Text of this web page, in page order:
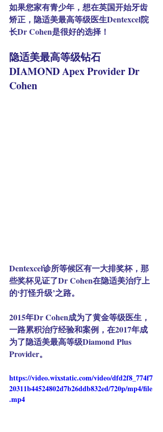
如果您家有青少年，想在英国开始牙齿
矫正，隐适美最高等级医生Dentexcel院
长Dr Cohen是很好的选择！
隐适美最高等级钻石
DIAMOND Apex Provider Dr
Cohen
Dentexcel诊所等候区有一大排奖杯，那
些奖杯见证了Dr Cohen在隐适美治疗上
的‘打怪升级’之路。
2015年Dr Cohen成为了黄金等级医生，
一路累积治疗经验和案例，在2017年成
为了隐适美最高等级Diamond Plus
Provider。
https://video.wixstatic.com/video/dfd2f8_774f7
20311b44524802d7b26ddb832ed/720p/mp4/file
.mp4